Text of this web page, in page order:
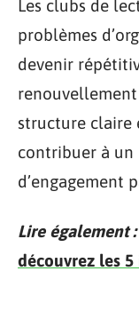
Les clubs de
problèmes
devenir
renouvellement
structure claire
contribuer à un
d’engagement
Lire également :
découvrez les